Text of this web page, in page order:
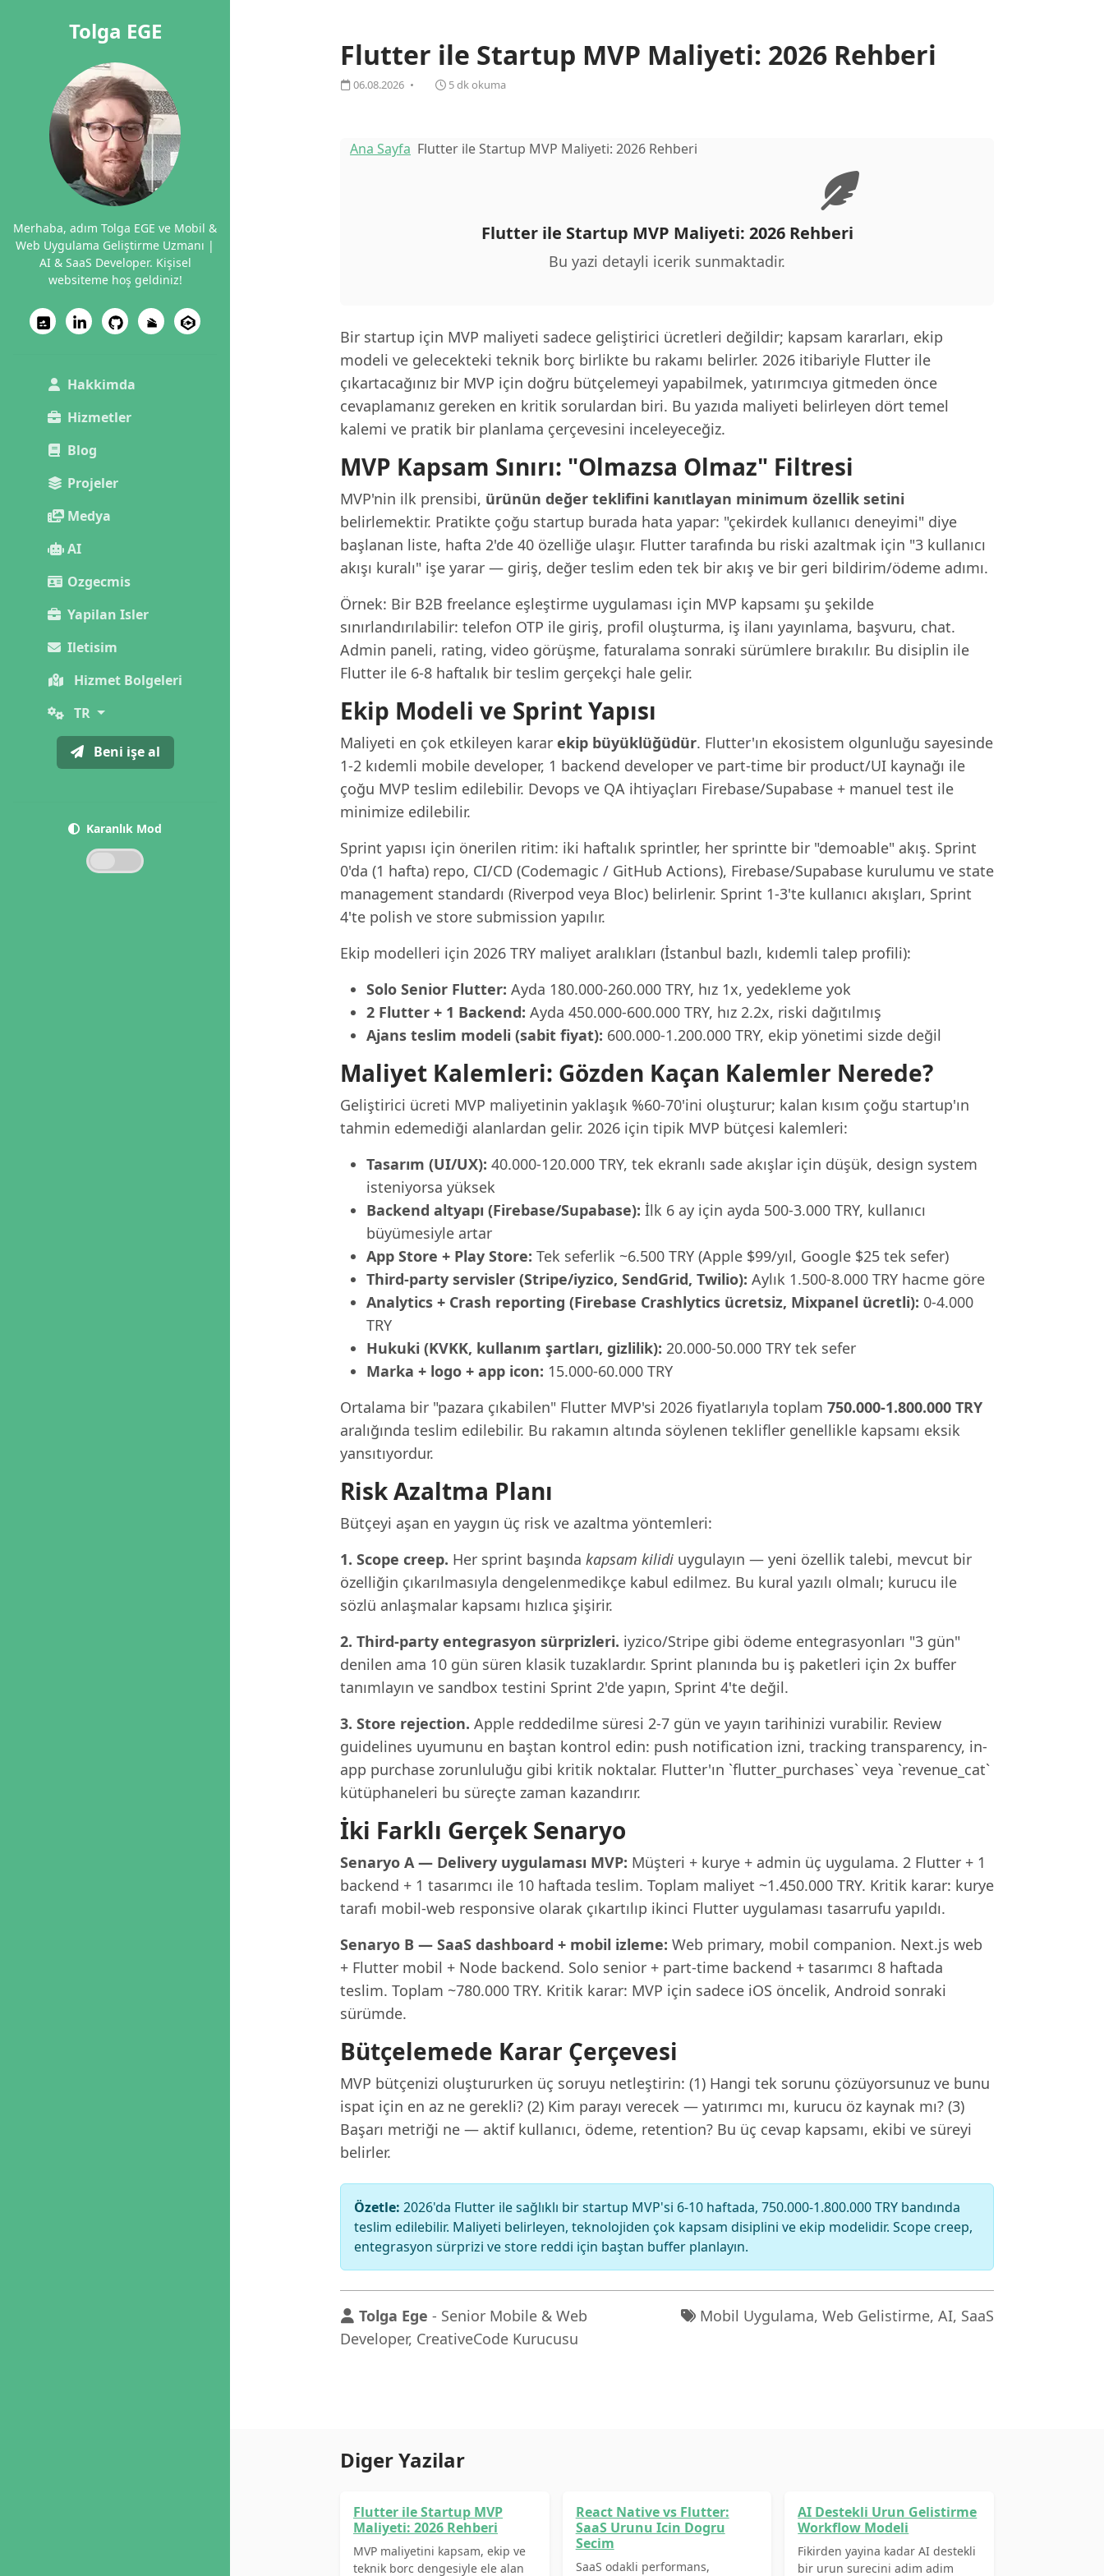
Tolga EGE
Merhaba, adım Tolga EGE ve Mobil &
Web Uygulama Geliştirme Uzmanı |
AI & SaaS Developer. Kişisel
websiteme hoş geldiniz!
Hakkimda
Hizmetler
Blog
Projeler
Medya
AI
Ozgecmis
Yapilan Isler
Iletisim
Hizmet Bolgeleri
TR
Beni işe al
Karanlık Mod
Flutter ile Startup MVP Maliyeti: 2026 Rehberi
06.08.2026 5 dk okuma
Ana Sayfa Flutter ile Startup MVP Maliyeti: 2026 Rehberi
Flutter ile Startup MVP Maliyeti: 2026 Rehberi
Bu yazi detayli icerik sunmaktadir.
Bir startup için MVP maliyeti sadece geliştirici ücretleri değildir; kapsam kararları, ekip
modeli ve gelecekteki teknik borç birlikte bu rakamı belirler. 2026 itibariyle Flutter ile
çıkartacağınız bir MVP için doğru bütçelemeyi yapabilmek, yatırımcıya gitmeden önce
cevaplamanız gereken en kritik sorulardan biri. Bu yazıda maliyeti belirleyen dört temel
kalemi ve pratik bir planlama çerçevesini inceleyeceğiz.
MVP Kapsam Sınırı: "Olmazsa Olmaz" Filtresi
MVP'nin ilk prensibi, ürünün değer teklifini kanıtlayan minimum özellik setini
belirlemektir. Pratikte çoğu startup burada hata yapar: "çekirdek kullanıcı deneyimi" diye
başlanan liste, hafta 2'de 40 özelliğe ulaşır. Flutter tarafında bu riski azaltmak için "3 kullanıcı
akışı kuralı" işe yarar — giriş, değer teslim eden tek bir akış ve bir geri bildirim/ödeme adımı.
Örnek: Bir B2B freelance eşleştirme uygulaması için MVP kapsamı şu şekilde
sınırlandırılabilir: telefon OTP ile giriş, profil oluşturma, iş ilanı yayınlama, başvuru, chat.
Admin paneli, rating, video görüşme, faturalama sonraki sürümlere bırakılır. Bu disiplin ile
Flutter ile 6-8 haftalık bir teslim gerçekçi hale gelir.
Ekip Modeli ve Sprint Yapısı
Maliyeti en çok etkileyen karar ekip büyüklüğüdür. Flutter'ın ekosistem olgunluğu sayesinde
1-2 kıdemli mobile developer, 1 backend developer ve part-time bir product/UI kaynağı ile
çoğu MVP teslim edilebilir. Devops ve QA ihtiyaçları Firebase/Supabase + manuel test ile
minimize edilebilir.
Sprint yapısı için önerilen ritim: iki haftalık sprintler, her sprintte bir "demoable" akış. Sprint
0'da (1 hafta) repo, CI/CD (Codemagic / GitHub Actions), Firebase/Supabase kurulumu ve state
management standardı (Riverpod veya Bloc) belirlenir. Sprint 1-3'te kullanıcı akışları, Sprint
4'te polish ve store submission yapılır.
Ekip modelleri için 2026 TRY maliyet aralıkları (İstanbul bazlı, kıdemli talep profili):
Solo Senior Flutter: Ayda 180.000-260.000 TRY, hız 1x, yedekleme yok
2 Flutter + 1 Backend: Ayda 450.000-600.000 TRY, hız 2.2x, riski dağıtılmış
Ajans teslim modeli (sabit fiyat): 600.000-1.200.000 TRY, ekip yönetimi sizde değil
Maliyet Kalemleri: Gözden Kaçan Kalemler Nerede?
Geliştirici ücreti MVP maliyetinin yaklaşık %60-70'ini oluşturur; kalan kısım çoğu startup'ın
tahmin edemediği alanlardan gelir. 2026 için tipik MVP bütçesi kalemleri:
Tasarım (UI/UX): 40.000-120.000 TRY, tek ekranlı sade akışlar için düşük, design system
isteniyorsa yüksek
Backend altyapı (Firebase/Supabase): İlk 6 ay için ayda 500-3.000 TRY, kullanıcı
büyümesiyle artar
App Store + Play Store: Tek seferlik ~6.500 TRY (Apple $99/yıl, Google $25 tek sefer)
Third-party servisler (Stripe/iyzico, SendGrid, Twilio): Aylık 1.500-8.000 TRY hacme göre
Analytics + Crash reporting (Firebase Crashlytics ücretsiz, Mixpanel ücretli): 0-4.000
TRY
Hukuki (KVKK, kullanım şartları, gizlilik): 20.000-50.000 TRY tek sefer
Marka + logo + app icon: 15.000-60.000 TRY
Ortalama bir "pazara çıkabilen" Flutter MVP'si 2026 fiyatlarıyla toplam 750.000-1.800.000 TRY
aralığında teslim edilebilir. Bu rakamın altında söylenen teklifler genellikle kapsamı eksik
yansıtıyordur.
Risk Azaltma Planı
Bütçeyi aşan en yaygın üç risk ve azaltma yöntemleri:
1. Scope creep. Her sprint başında kapsam kilidi uygulayın — yeni özellik talebi, mevcut bir
özelliğin çıkarılmasıyla dengelenmedikçe kabul edilmez. Bu kural yazılı olmalı; kurucu ile
sözlü anlaşmalar kapsamı hızlıca şişirir.
2. Third-party entegrasyon sürprizleri. iyzico/Stripe gibi ödeme entegrasyonları "3 gün"
denilen ama 10 gün süren klasik tuzaklardır. Sprint planında bu iş paketleri için 2x buffer
tanımlayın ve sandbox testini Sprint 2'de yapın, Sprint 4'te değil.
3. Store rejection. Apple reddedilme süresi 2-7 gün ve yayın tarihinizi vurabilir. Review
guidelines uyumunu en baştan kontrol edin: push notification izni, tracking transparency, in-
app purchase zorunluluğu gibi kritik noktalar. Flutter'ın `flutter_purchases` veya `revenue_cat`
kütüphaneleri bu süreçte zaman kazandırır.
İki Farklı Gerçek Senaryo
Senaryo A — Delivery uygulaması MVP: Müşteri + kurye + admin üç uygulama. 2 Flutter + 1
backend + 1 tasarımcı ile 10 haftada teslim. Toplam maliyet ~1.450.000 TRY. Kritik karar: kurye
tarafı mobil-web responsive olarak çıkartılıp ikinci Flutter uygulaması tasarrufu yapıldı.
Senaryo B — SaaS dashboard + mobil izleme: Web primary, mobil companion. Next.js web
+ Flutter mobil + Node backend. Solo senior + part-time backend + tasarımcı 8 haftada
teslim. Toplam ~780.000 TRY. Kritik karar: MVP için sadece iOS öncelik, Android sonraki
sürümde.
Bütçelemede Karar Çerçevesi
MVP bütçenizi oluştururken üç soruyu netleştirin: (1) Hangi tek sorunu çözüyorsunuz ve bunu
ispat için en az ne gerekli? (2) Kim parayı verecek — yatırımcı mı, kurucu öz kaynak mı? (3)
Başarı metriği ne — aktif kullanıcı, ödeme, retention? Bu üç cevap kapsamı, ekibi ve süreyi
belirler.
Özetle: 2026'da Flutter ile sağlıklı bir startup MVP'si 6-10 haftada, 750.000-1.800.000 TRY bandında
teslim edilebilir. Maliyeti belirleyen, teknolojiden çok kapsam disiplini ve ekip modelidir. Scope creep,
entegrasyon sürprizi ve store reddi için baştan buffer planlayın.
Tolga Ege - Senior Mobile & Web
Developer, CreativeCode Kurucusu
Mobil Uygulama, Web Gelistirme, AI, SaaS
Diger Yazilar
Flutter ile Startup MVP
Maliyeti: 2026 Rehberi
MVP maliyetini kapsam, ekip ve
teknik borc dengesiyle ele alan
React Native vs Flutter:
SaaS Urunu Icin Dogru
Secim
SaaS odakli performans,
AI Destekli Urun Gelistirme
Workflow Modeli
Fikirden yayina kadar AI destekli
bir urun surecini adim adim